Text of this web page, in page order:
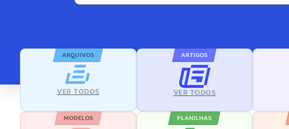
ARQUIVOS
VER TODOS
ARTIGOS
VER TODOS
MODELOS PLANILHAS